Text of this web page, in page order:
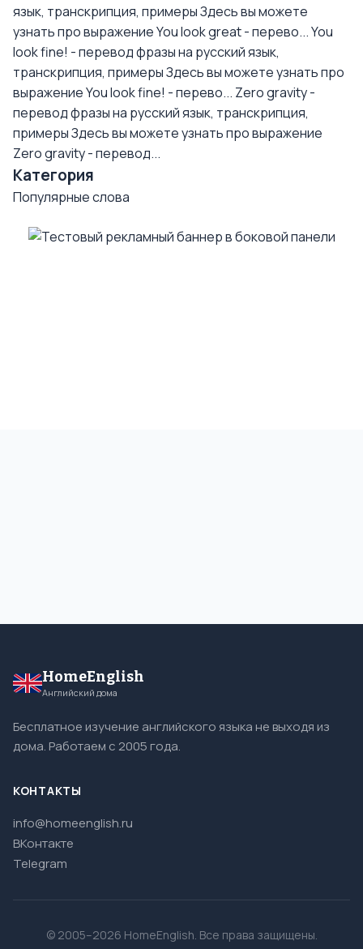
язык, транскрипция, примерыЗдесь вы можете
узнать про выражение You look great - перево...You
look fine! - перевод фразы на русский язык,
транскрипция, примерыЗдесь вы можете узнать про
выражение You look fine! - перево... Zero gravity -
перевод фразы на русский язык, транскрипция,
примерыЗдесь вы можете узнать про выражение
Zero gravity - перевод...
Категория
Популярные слова
HomeEnglish
Английский дома
Бесплатное изучение английского языка не выходя из
дома. Работаем с 2005 года.
КОНТАКТЫ
info@homeenglish.ru
ВКонтакте
Telegram
© 2005–2026 HomeEnglish. Все права защищены.